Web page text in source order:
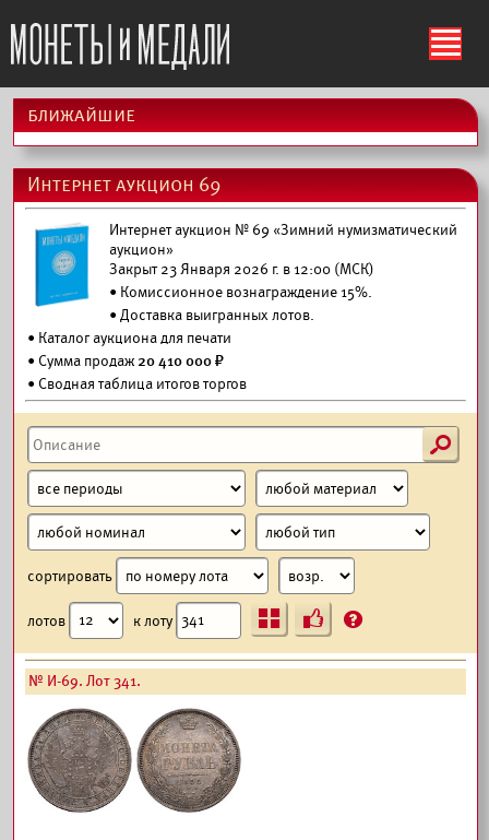
ś
ближайшие
Интернет аукцион 69
Интернет аукцион № 69 «Зимний нумизматический
аукцион»
Закрыт 23 Января 2026 г. в 12:00 (МСК)
• Комиссионное вознаграждение 15%.
•Доставка выигранных лотов.
• Каталог аукциона для печати
• Сумма продаж 20 410 000 ₽
• Сводная таблица итогов торгов
s
сортировать
лотов к лоту Ъ ?
№ И-69. Лот 341.